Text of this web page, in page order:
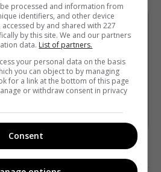
з найцікавішим.
!
не отримуєте від нас листи
* Підписатись→
processed and information from
identifiers, and other device
by and shared with 227
by this site. We and our partners
data. List of partners.
your personal data on the basis
you can object to by managing
for a link at the bottom of this page
or withdraw consent in privacy
Consent